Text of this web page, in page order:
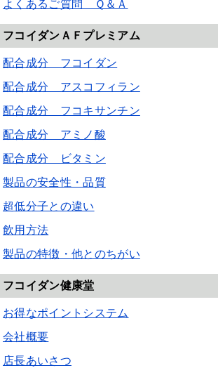
よくあるご質問 Ｑ＆Ａ
フコイダンＡＦプレミアム
配合成分 フコイダン
配合成分 アスコフィラン
配合成分 フコキサンチン
配合成分 アミノ酸
配合成分 ビタミン
製品の安全性・品質
超低分子との違い
飲用方法
製品の特徴・他とのちがい
フコイダン健康堂
お得なポイントシステム
会社概要
店長あいさつ